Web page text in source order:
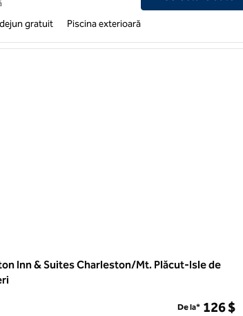
gratuit Piscina exterioară
Inn & Suites Charleston/Mt. Plăcut-Isle de
De la* 126 $